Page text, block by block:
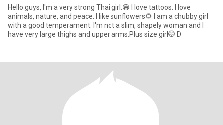
Hello guys, I'm a very strong Thai girl.😁 I love tattoos. I love
animals, nature, and peace. I like sunflowers🌻 I am a chubby girl
with a good temperament. I'm not a slim, shapely woman and I
have very large thighs and upper arms.Plus size girl🤭 D